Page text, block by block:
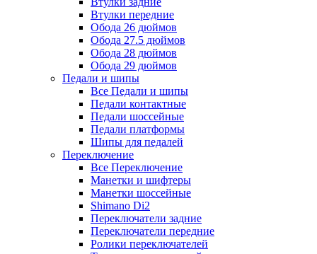
Втулки передние
Обода 26 дюймов
Обода 27.5 дюймов
Обода 28 дюймов
Обода 29 дюймов
Педали и шипы
Все Педали и шипы
Педали контактные
Педали шоссейные
Педали платформы
Шипы для педалей
Переключение
Все Переключение
Манетки и шифтеры
Манетки шоссейные
Shimano Di2
Переключатели задние
Переключатели передние
Ролики переключателей